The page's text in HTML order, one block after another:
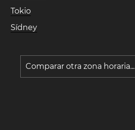
Tokio
Sídney
Comparar otra zona horaria...